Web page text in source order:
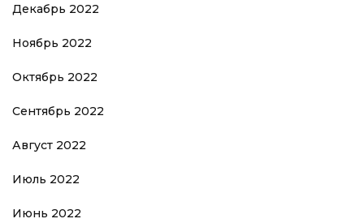
Декабрь 2022
Ноябрь 2022
Октябрь 2022
Сентябрь 2022
Август 2022
Июль 2022
Июнь 2022